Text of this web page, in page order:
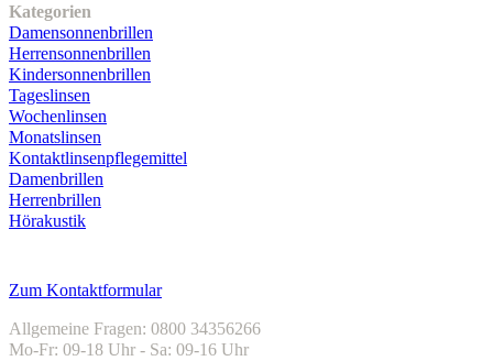
Kategorien
Damensonnenbrillen
Herrensonnenbrillen
Kindersonnenbrillen
Tageslinsen
Wochenlinsen
Monatslinsen
Kontaktlinsenpflegemittel
Damenbrillen
Herrenbrillen
Hörakustik
Zum Kontaktformular
Allgemeine Fragen: 0800 34356266
Mo-Fr: 09-18 Uhr - Sa: 09-16 Uhr